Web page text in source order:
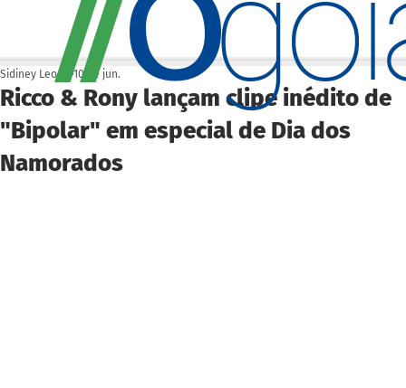
Ricco & Rony lançam clipe inédito de
"Bipolar" em especial de Dia dos
Namorados
Sidiney Leonis 10 de jun.